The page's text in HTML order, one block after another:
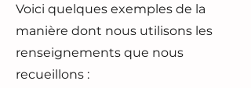
Voici quelques exemples de la
manière dont nous utilisons les
renseignements que nous
recueillons :